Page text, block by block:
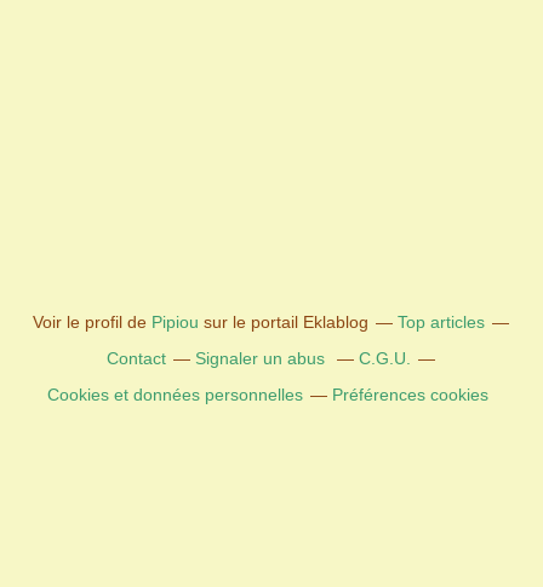
Voir le profil de Pipiou sur le portail Eklablog
Top articles
Contact
Signaler un abus
C.G.U.
Cookies et données personnelles
Préférences cookies